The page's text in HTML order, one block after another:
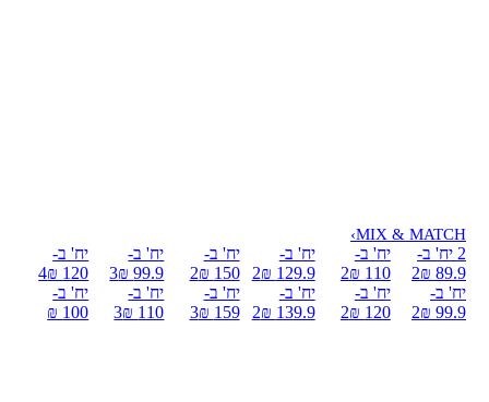
MIX & MATCH
›
2 יח' ב-
89.9 ₪
2
יח' ב-
99.9 ₪
2
יח' ב-
110 ₪
2
יח' ב-
120 ₪
2
יח' ב-
129.9 ₪
2
יח' ב-
139.9 ₪
2
יח' ב-
150 ₪
2
יח' ב-
159 ₪
3
יח' ב-
99.9 ₪
3
יח' ב-
110 ₪
3
יח' ב-
120 ₪
4
יח' ב-
100 ₪